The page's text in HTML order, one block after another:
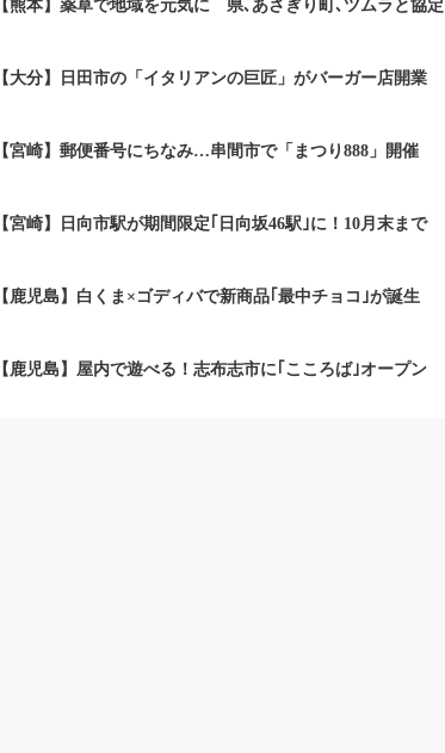
【熊本】薬草で地域を元気に 県､あさぎり町､ツムラと協定
【大分】日田市の「イタリアンの巨匠」がバーガー店開業
【宮崎】郵便番号にちなみ…串間市で「まつり888」開催
【宮崎】日向市駅が期間限定｢日向坂46駅｣に！10月末まで
【鹿児島】白くま×ゴディバで新商品｢最中チョコ｣が誕生
【鹿児島】屋内で遊べる！志布志市に｢こころば｣オープン